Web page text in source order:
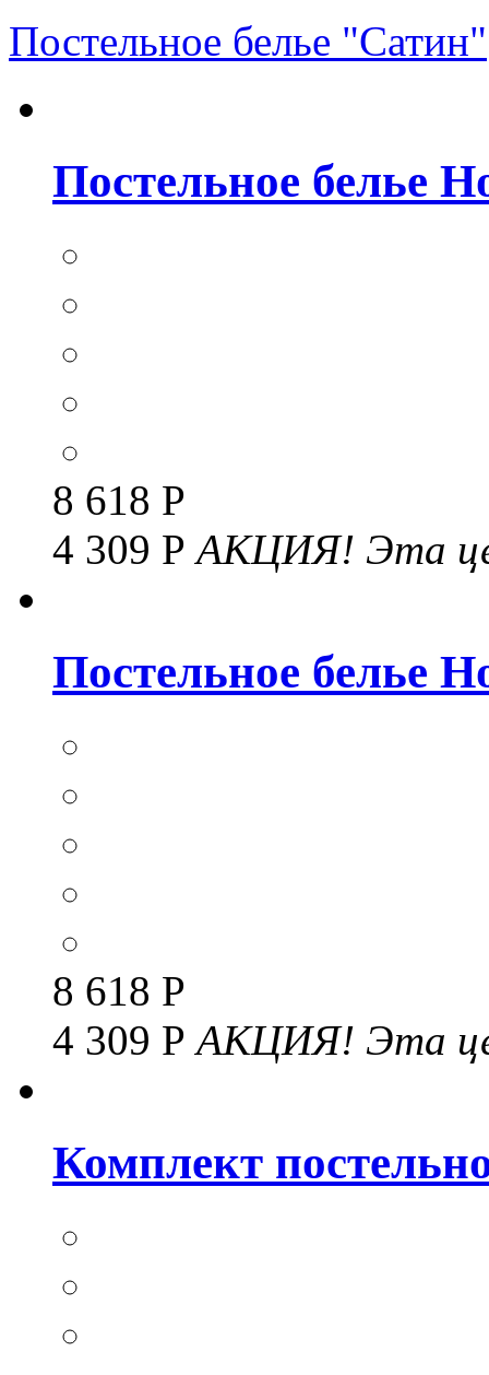
Постельное белье "Сатин"
Постельное белье
8 618 Р
4 309 РАКЦИЯ! Эта
Постельное белье
8 618 Р
4 309 РАКЦИЯ! Эта
Комплект